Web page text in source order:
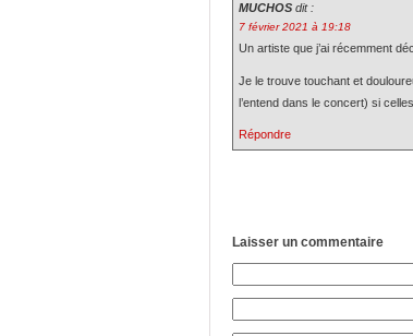
MUCHOS dit :
7 février 2021 à 19:18
Un artiste que j’ai récemment
Je le trouve touchant et
l’entend dans le concert) si
Répondre
Laisser un commentaire